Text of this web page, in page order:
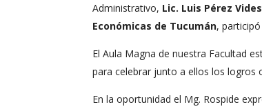
Administrativo, Lic. Luis Pérez Vides
Económicas de Tucumán,
El Aula Magna de nuestra Facultad
para celebrar junto a ellos los logros
En la oportunidad el Mg. Rospide